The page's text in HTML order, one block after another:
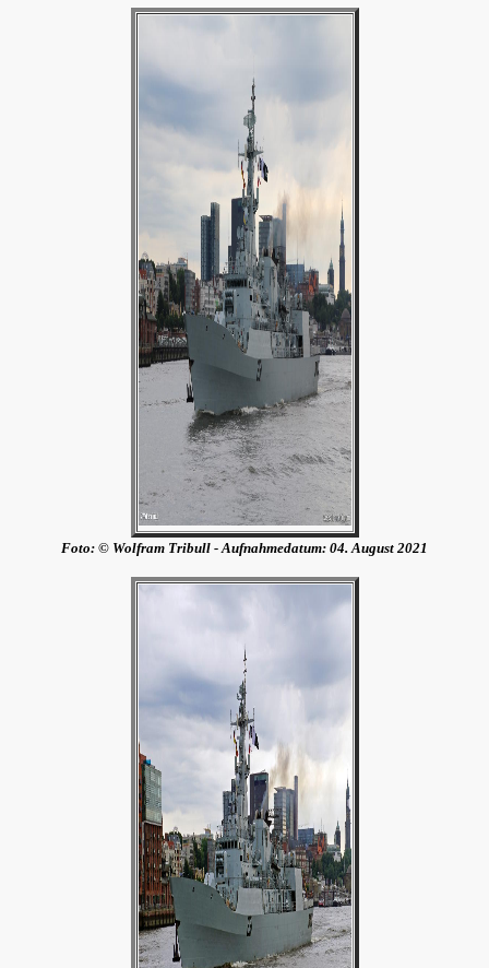
Foto: © Wolfram Tribull - Aufnahmedatum: 04. August 2021